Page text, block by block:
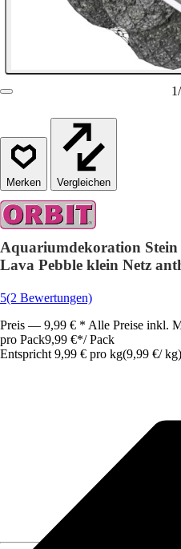
1/
Vergleichen
Aquariumdekoration
Lava Pebble klein Netz
5(2 Bewertungen)
Preis — 9,99 € * Alle Preise inkl.
pro Pack9,99 €*/ Pack
Entspricht 9,99 € pro kg(9,99 €/ kg)